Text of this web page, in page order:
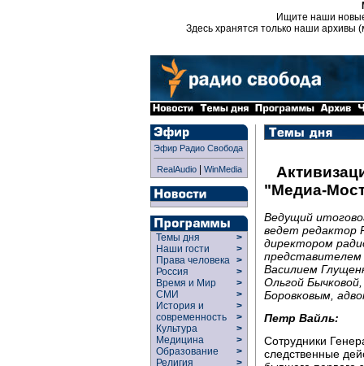
Ищите наши
Здесь хранятся только наши архивы
Эфир Радио Свобода
RealAudio| WinMedia
Темы дня
>
Наши гости
>
Права человека >
Россия
>
Время и Мир
>
СМИ
>
История и
современность
>
>
Культура
>
Медицина
>
Образование
>
Религия
>
"Медиа-
Ведущий
ведет редактор
директором
представителем
Василием
Ольгой
Боровковым,
Петр Вайль:
Сотрудники
следственные